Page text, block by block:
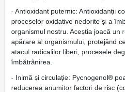
- Antioxidant puternic: Antioxidanții
proceselor oxidative nedorite și a
organismul nostru. Aceștia joacă un
apărare al organismului, protejând
atacul radicalilor liberi, procesele
îmbătrânirea.
- Inimă și circulație: Pycnogenol®
reducerea anumitor factori de risc